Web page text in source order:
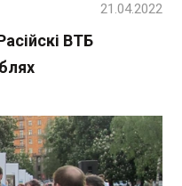
ВТБ
21.04.2022